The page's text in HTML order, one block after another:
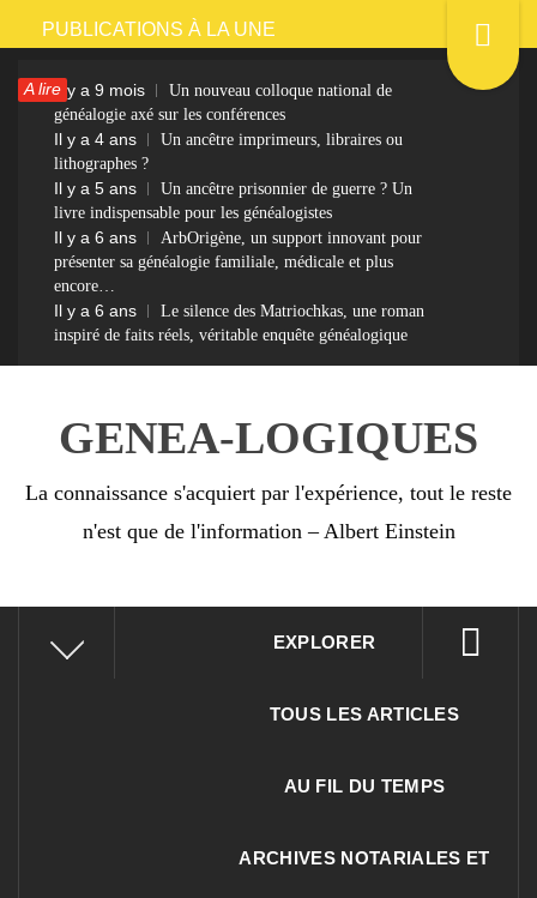
Passer
contenu
PUBLICATIONS À LA UNE
A lireIl y a 9 mois
Un nouveau colloque national de
généalogie axé sur les conférences
Il y a 4 ans
Un ancêtre imprimeurs, libraires ou
lithographes ?
Il y a 5 ans
Un ancêtre prisonnier de guerre ? Un
livre indispensable pour les généalogistes
Il y a 6 ans
ArbOrigène, un support innovant pour
présenter sa généalogie familiale, médicale et plus
encore…
Il y a 6 ans
Le silence des Matriochkas, une roman
inspiré de faits réels, véritable enquête généalogique
GENEA-LOGIQUES
La connaissance s'acquiert par l'expérience, tout le reste
n'est que de l'information – Albert Einstein
EXPLORER
TOUS LES ARTICLES
AU FIL DU TEMPS
ARCHIVES NOTARIALES ET